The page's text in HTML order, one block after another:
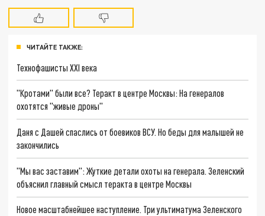
ЧИТАЙТЕ ТАКЖЕ:
Технофашисты XXI века
"Кротами" были все? Теракт в центре Москвы: На генералов
охотятся "живые дроны"
Даня с Дашей спаслись от боевиков ВСУ. Но беды для малышей не
закончились
"Мы вас заставим": Жуткие детали охоты на генерала. Зеленский
объяснил главный смысл теракта в центре Москвы
Новое масштабнейшее наступление. Три ультиматума Зеленского